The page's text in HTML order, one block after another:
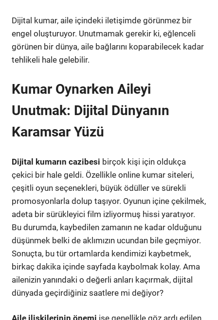
Dijital kumar, aile içindeki iletişimde görünmez bir
engel oluşturuyor. Unutmamak gerekir ki, eğlenceli
görünen bir dünya, aile bağlarını koparabilecek kadar
tehlikeli hale gelebilir.
Kumar Oynarken Aileyi
Unutmak: Dijital Dünyanın
Karamsar Yüzü
Dijital kumarın cazibesi birçok kişi için oldukça
çekici bir hale geldi. Özellikle online kumar siteleri,
çeşitli oyun seçenekleri, büyük ödüller ve sürekli
promosyonlarla dolup taşıyor. Oyunun içine çekilmek,
adeta bir sürükleyici film izliyormuş hissi yaratıyor.
Bu durumda, kaybedilen zamanın ne kadar olduğunu
düşünmek belki de aklımızın ucundan bile geçmiyor.
Sonuçta, bu tür ortamlarda kendimizi kaybetmek,
birkaç dakika içinde sayfada kaybolmak kolay. Ama
ailenizin yanındaki o değerli anları kaçırmak, dijital
dünyada geçirdiğiniz saatlere mi değiyor?
Aile ilişkilerinin önemi ise genellikle göz ardı edilen